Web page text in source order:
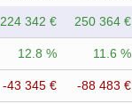
224 342 € 250 364 €
12.8 % 11.6 %
-43 345 € -88 483 €